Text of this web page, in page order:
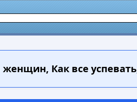
Как все